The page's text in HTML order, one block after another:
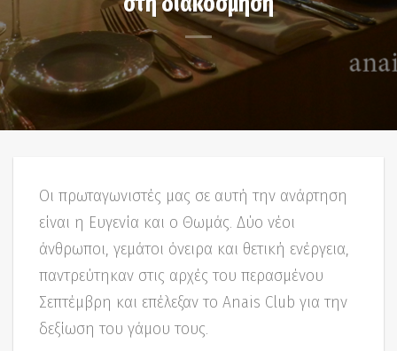
Οι πρωταγωνιστές μας σε αυτή την ανάρτηση
είναι η Ευγενία και ο Θωμάς. Δύο νέοι
άνθρωποι, γεμάτοι όνειρα και θετική ενέργεια,
παντρεύτηκαν στις αρχές του περασμένου
Σεπτέμβρη και επέλεξαν το Anais Club για την
δεξίωση του γάμου τους.